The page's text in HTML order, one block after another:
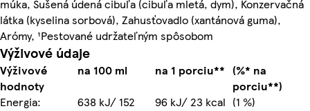
múka, Sušená údená cibuľa (cibuľa mletá, dym), Konzervačná
látka (kyselina sorbová), Zahusťovadlo (xantánová guma),
Arómy, ¹Pestované udržateľným spôsobom
Výživové údaje
Výživové
hodnoty
na 100 ml na 1 porciu** (%* na
porciu**)
Energia:
638 kJ/ 152
96 kJ/ 23 kcal (1 %)